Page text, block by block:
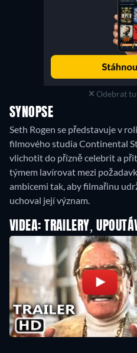
Odebrat
SYNOPSE
Seth Rogen se představuje v
filmového studia Continental
vlichotit do přízně celebrit a
týmem lavírovat mezi
ambicemi tak, aby filmařinu
uchoval její význam.
VIDEA: TRAILERY,